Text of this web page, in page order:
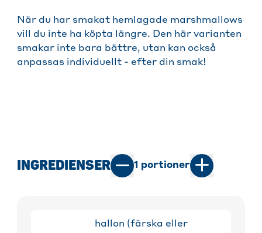
När du har smakat hemlagade marshmallows
vill du inte ha köpta längre. Den här varianten
smakar inte bara bättre, utan kan också
anpassas individuellt - efter din smak!
INGREDIENSER 1 portioner
hallon (färska eller